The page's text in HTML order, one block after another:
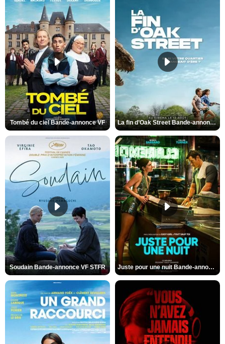
Tombé du ciel Bande-annonce VF La fin d’Oak Street Bande-annonce VO STFR
Soudain Bande-annonce VF STFR Juste pour une nuit Bande-annonce VO STFR